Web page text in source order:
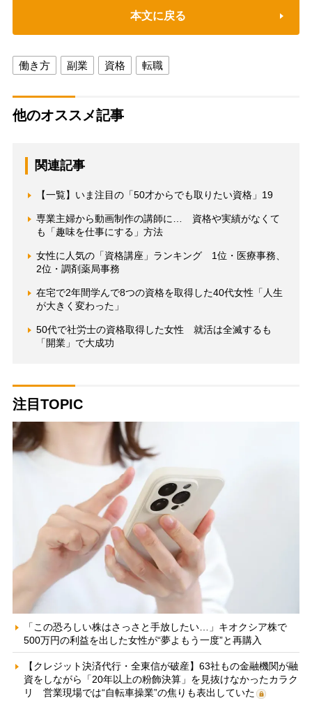
本文に戻る
働き方 副業 資格 転職
他のオススメ記事
関連記事
【一覧】いま注目の「50才からでも取りたい資格」19
専業主婦から動画制作の講師に… 資格や実績がなくて
も「趣味を仕事にする」方法
女性に人気の「資格講座」ランキング 1位・医療事務、
2位・調剤薬局事務
在宅で2年間学んで8つの資格を取得した40代女性「人生
が大きく変わった」
50代で社労士の資格取得した女性 就活は全滅するも
「開業」で大成功
注目TOPIC
「この恐ろしい株はさっさと手放したい…」キオクシア株で
500万円の利益を出した女性が“夢よもう一度”と再購入
【クレジット決済代行・全東信が破産】63社もの金融機関が融
資をしながら「20年以上の粉飾決算」を見抜けなかったカラク
リ 営業現場では“自転車操業”の焦りも表出していた